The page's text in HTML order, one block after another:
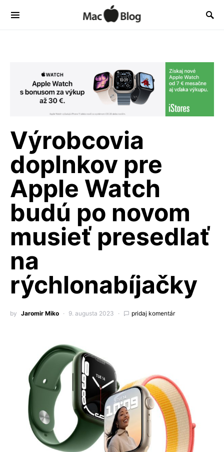
Výrobcovia
doplnkov pre
Apple Watch
budú po novom
musieť presedlať
na
rýchlonabíjačky
by Jaromir Miko 9. augusta 2023 pridaj komentár